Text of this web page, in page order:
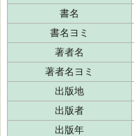
書名
書名ヨミ
著者名
著者名ヨミ
出版地
出版者
出版年